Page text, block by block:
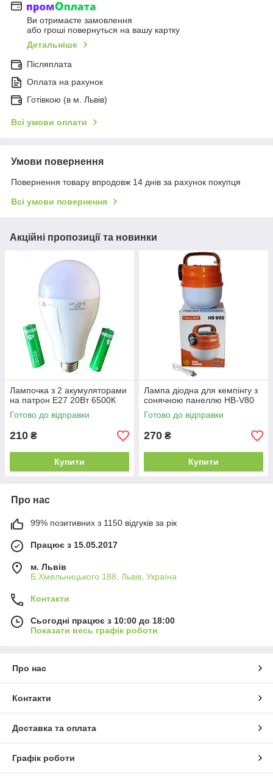
Ви отримаєте замовлення
або гроші повернуться на вашу картку
Детальніше
Післяплата
Оплата на рахунок
Готівкою (в м. Львів)
Всі умови оплати
Умови повернення
Повернення товару впродовж 14 днів за рахунок покупця
Всі умови повернення
Акційні пропозиції та новинки
Лампочка з 2 акумуляторами
на патрон Е27 20Вт 6500К
Готово до відправки
210 ₴
Купити
Лампа діодна для кемпінгу з
сонячною панеллю HB-V80
Готово до відправки
270 ₴
Купити
Про нас
99% позитивних з 1150 відгуків за рік
Працює з 15.05.2017
м. Львів
Б.Хмельницького 188, Львів, Україна
Контакти
Сьогодні працює з 10:00 до 18:00
Показати весь графік роботи
Про нас
Контакти
Доставка та оплата
Графік роботи